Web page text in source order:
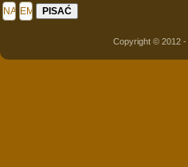
Copyright © 2012 -